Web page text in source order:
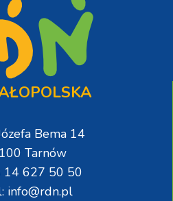
Bema 14
Tarnów
14 627 50 50
info@rdn.pl